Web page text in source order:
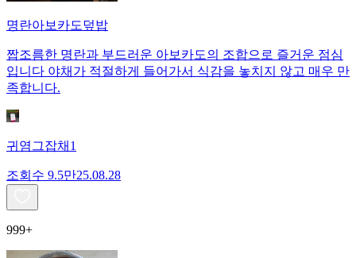
명란아보카도덮밥
짭조름한 명란과 부드러운 아보카도의 조합으로 즐거운 점심
입니다 야채가 적절하게 들어가서 식감을 놓치지 않고 매우 만
족합니다.
귀염그잡채1
조회수 9.5만25.08.28
999+